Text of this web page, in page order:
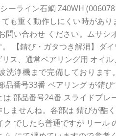
ーライン石鯛 Z40WH
も重く動作しにくい時があり
問い合わせ ください。ムサシ
【錆び・ガタつき解消】ダ
ス、通常ベアリング用 オイ
洗浄機まで完備しております
番号33番 ベアリング が錆
部品番号24番 スライドプレ
ませんね。各部は 錆びが酷
でしたら普通ですが リール